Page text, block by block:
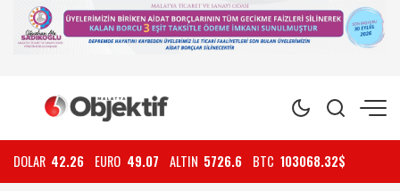
DOLAR 42.26 EURO 49.07 ALTIN 5726.6 BTC 103068.32$